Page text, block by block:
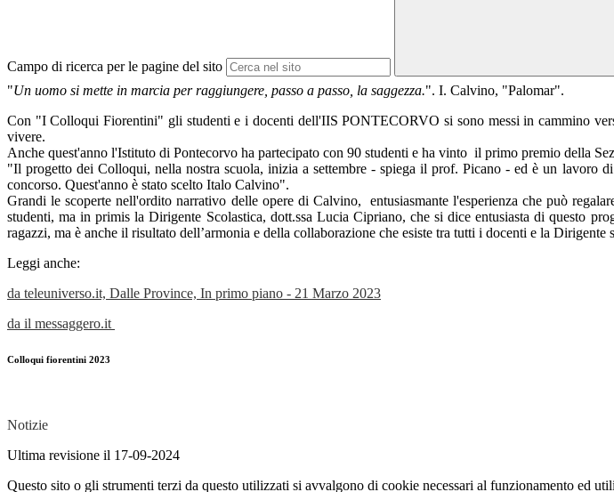
Campo di ricerca per le pagine del sito
"Un uomo si mette in marcia per raggiungere, passo a passo, la saggezza.". I. Calvino, "Palomar".
Con "I Colloqui Fiorentini" gli studenti e i docenti dell'IIS PONTECORVO si sono messi in cammino
vivere.
Anche quest'anno l'Istituto di Pontecorvo ha partecipato con 90 studenti e ha vinto il primo premio della
"Il progetto dei Colloqui, nella nostra scuola, inizia a settembre - spiega il prof. Picano - ed è un lavoro
concorso. Quest'anno è stato scelto Italo Calvino".
Grandi le scoperte nell'ordito narrativo delle opere di Calvino, entusiasmante l'esperienza che può
studenti, ma in primis la Dirigente Scolastica, dott.ssa Lucia Cipriano, che si dice entusiasta di questo
ragazzi, ma è anche il risultato dell’armonia e della collaborazione che esiste tra tutti i docenti e la
Leggi anche:
da teleuniverso.it, Dalle Province, In primo piano - 21 Marzo 2023
da il messaggero.it
Colloqui fiorentini 2023
Notizie
Ultima revisione il 17-09-2024
Questo sito o gli strumenti terzi da questo utilizzati si avvalgono di cookie necessari al funzionamento ed